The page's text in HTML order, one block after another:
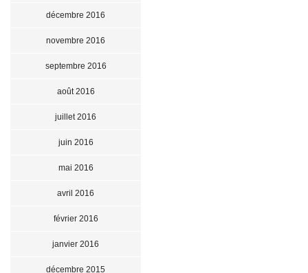
décembre 2016
novembre 2016
septembre 2016
août 2016
juillet 2016
juin 2016
mai 2016
avril 2016
février 2016
janvier 2016
décembre 2015